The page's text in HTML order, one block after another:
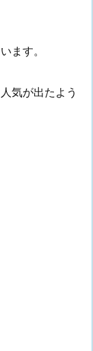
ます。
気が出たよう